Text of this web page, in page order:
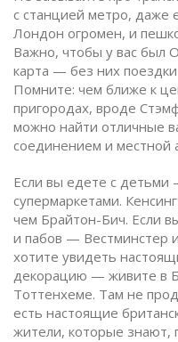
с станцией метро, даже
Лондон огромен, и
Важно, чтобы у вас был
карта — без них
Помните: чем ближе к
пригородах, вроде
можно найти отличные
соединением и местной
Если вы едете с
супермаркетами.
чем Брайтон-Бич. Если
и пабов — Вестминстер
хотите увидеть
декорацию — живите в
Тоттенхеме. Там не
есть настоящие
жители, которые знают,